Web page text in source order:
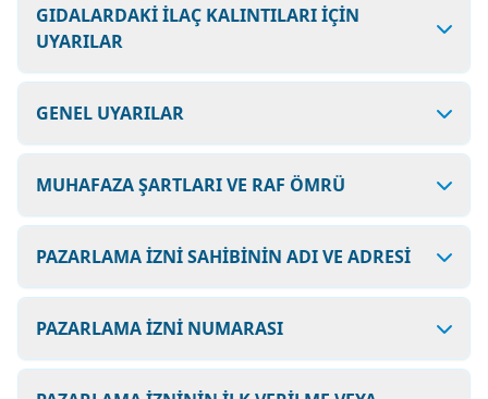
GIDALARDAKİ İLAÇ KALINTILARI İÇİN
UYARILAR
GENEL UYARILAR
MUHAFAZA ŞARTLARI VE RAF ÖMRÜ
PAZARLAMA İZNİ SAHİBİNİN ADI VE ADRESİ
PAZARLAMA İZNİ NUMARASI